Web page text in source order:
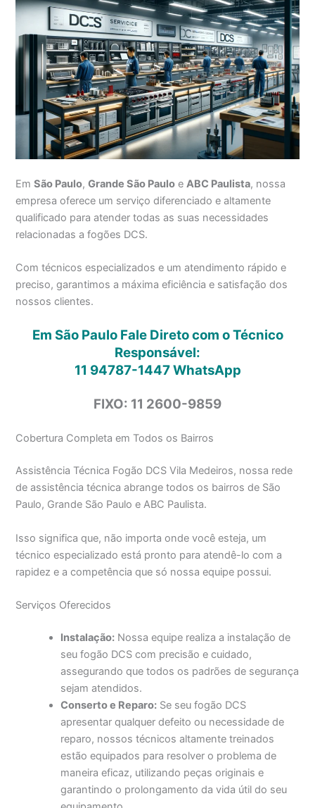
EmSão Paulo,Grande São Paulo eABC Paulista, nossa
empresa oferece um serviço diferenciado e altamente
qualificado para atender todas as suas necessidades
relacionadas a fogões DCS.
Com técnicos especializados e um atendimento rápido e
preciso, garantimos a máxima eficiência e satisfação dos
nossos clientes.
Em São Paulo Fale Direto com o Técnico
Responsável:
11 94787-1447WhatsApp
FIXO: 11 2600-9859
Cobertura Completa em Todos os Bairros
Assistência Técnica Fogão DCS Vila Medeiros, nossa rede
de assistência técnica abrange todos os bairros de São
Paulo, Grande São Paulo e ABC Paulista.
Isso significa que, não importa onde você esteja, um
técnico especializado está pronto para atendê-lo com a
rapidez e a competência que só nossa equipe possui.
Serviços Oferecidos
Instalação: Nossa equipe realiza a instalação de
seu fogão DCS com precisão e cuidado,
assegurando que todos os padrões de segurança
sejam atendidos.
Conserto e Reparo: Se seu fogão DCS
apresentar qualquer defeito ou necessidade de
reparo, nossos técnicos altamente treinados
estão equipados para resolver o problema de
maneira eficaz, utilizando peças originais e
garantindo o prolongamento da vida útil do seu